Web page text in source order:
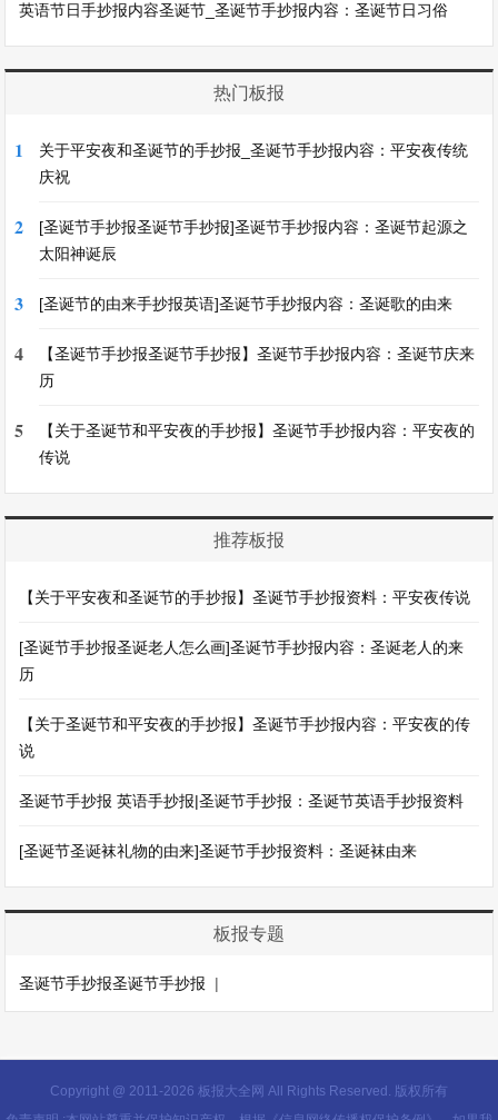
英语节日手抄报内容圣诞节_圣诞节手抄报内容：圣诞节日习俗
热门板报
1
关于平安夜和圣诞节的手抄报_圣诞节手抄报内容：平安夜传统
庆祝
2
[圣诞节手抄报圣诞节手抄报]圣诞节手抄报内容：圣诞节起源之
太阳神诞辰
3 [圣诞节的由来手抄报英语]圣诞节手抄报内容：圣诞歌的由来
4
【圣诞节手抄报圣诞节手抄报】圣诞节手抄报内容：圣诞节庆来
历
5
【关于圣诞节和平安夜的手抄报】圣诞节手抄报内容：平安夜的
传说
推荐板报
【关于平安夜和圣诞节的手抄报】圣诞节手抄报资料：平安夜传说
[圣诞节手抄报圣诞老人怎么画]圣诞节手抄报内容：圣诞老人的来
历
【关于圣诞节和平安夜的手抄报】圣诞节手抄报内容：平安夜的传
说
圣诞节手抄报 英语手抄报|圣诞节手抄报：圣诞节英语手抄报资料
[圣诞节圣诞袜礼物的由来]圣诞节手抄报资料：圣诞袜由来
板报专题
圣诞节手抄报圣诞节手抄报 |
Copyright @ 2011-2026 板报大全网 All Rights Reserved. 版权所有